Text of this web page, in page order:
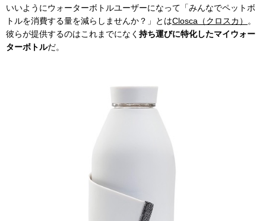
いいようにウォーターボトルユーザーになって「みんなでペットボ
トルを消費する量を減らしませんか？」とはClosca（クロスカ）
。
彼らが提供するのはこれまでになく 持ち運びに特化したマイウォー
ターボトルだ。